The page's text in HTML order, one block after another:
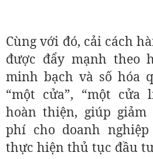
Cùng với đó, cải cách
được đẩy mạnh theo
minh bạch và số hóa
“một cửa”, “một cửa
hoàn thiện, giúp
phí cho doanh
thực hiện thủ tục đầu